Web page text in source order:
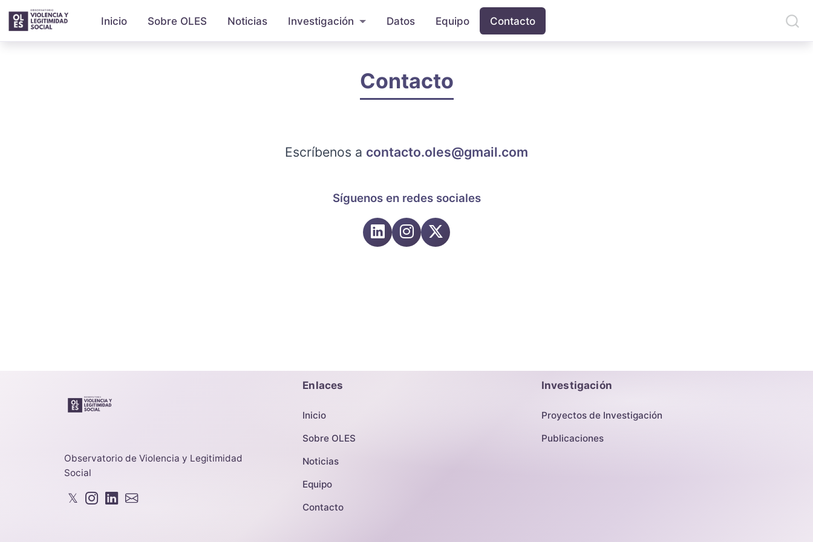
Inicio Sobre OLES Noticias Investigación Datos Equipo Contacto
Contacto
Escríbenos a contacto.oles@gmail.com
Síguenos en redes sociales
Observatorio de Violencia y Legitimidad
Social
𝕏
Enlaces
Inicio
Sobre OLES
Noticias
Equipo
Contacto
Investigación
Proyectos de Investigación
Publicaciones